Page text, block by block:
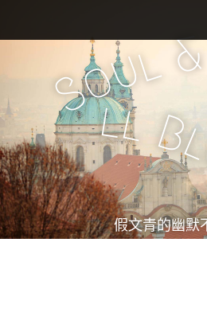
e
n
u
i
c
n
t
e
n
t
S
oul&
ll B
假文青的幽默